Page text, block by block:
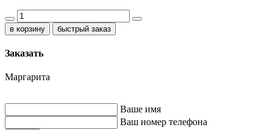
быстрый заказ
Заказать
Маргарита
Ваше имя
Ваш номер телефона